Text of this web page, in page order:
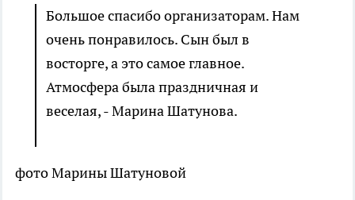
Большое спасибо организаторам. Нам
очень понравилось. Сын был в
восторге, а это самое главное.
Атмосфера была праздничная и
веселая, - Марина Шатунова.
фото Марины Шатуновой